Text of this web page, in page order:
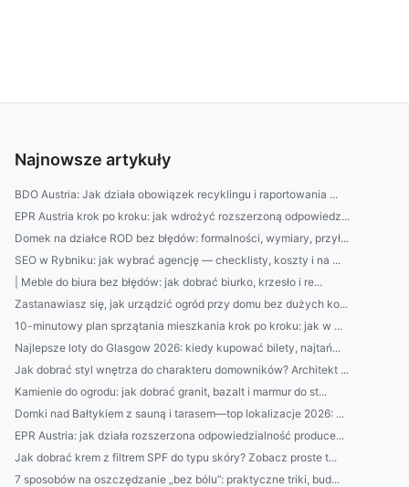
Najnowsze artykuły
BDO Austria: Jak działa obowiązek recyklingu i raportowania ...
EPR Austria krok po kroku: jak wdrożyć rozszerzoną odpowiedz...
Domek na działce ROD bez błędów: formalności, wymiary, przył...
SEO w Rybniku: jak wybrać agencję — checklisty, koszty i na ...
| Meble do biura bez błędów: jak dobrać biurko, krzesło i re...
Zastanawiasz się, jak urządzić ogród przy domu bez dużych ko...
10-minutowy plan sprzątania mieszkania krok po kroku: jak w ...
Najlepsze loty do Glasgow 2026: kiedy kupować bilety, najtań...
Jak dobrać styl wnętrza do charakteru domowników? Architekt ...
Kamienie do ogrodu: jak dobrać granit, bazalt i marmur do st...
Domki nad Bałtykiem z sauną i tarasem—top lokalizacje 2026: ...
EPR Austria: jak działa rozszerzona odpowiedzialność produce...
Jak dobrać krem z filtrem SPF do typu skóry? Zobacz proste t...
7 sposobów na oszczędzanie „bez bólu”: praktyczne triki, bud...